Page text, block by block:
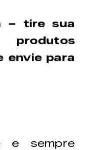
– tire sua
envie para
e sempre